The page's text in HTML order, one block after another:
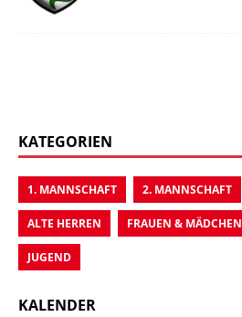
KATEGORIEN
1. MANNSCHAFT 2. MANNSCHAFT
ALTE HERREN FRAUEN & MÄDCHEN
JUGEND
KALENDER